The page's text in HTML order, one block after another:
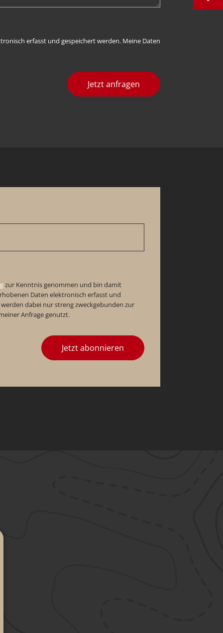
erfasst und gespeichert werden. Meine Daten
Jetzt anfragen
zur Kenntnis genommen und bin damit
Daten elektronisch erfasst und
dabei nur streng zweckgebunden zur
Anfrage genutzt.